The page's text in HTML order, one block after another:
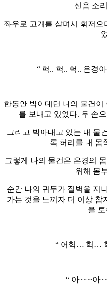
신음 소
좌우로 고개를 살며시 휘저으
“ 헉.. 헉.. 헉.. 은경
한동안 박아대던 나의 물건이
를 보내고 있었다. 두 손
그리고 박아대고 있는 내 물
록 허리를 내 몸
그렇게 나의 물건은 은경의
위해 몸
순간 나의 귀두가 질벽을 지
가는 것을 느끼자 더 이상 참
을
“ 어헉… 헉…
“ 아~~~아